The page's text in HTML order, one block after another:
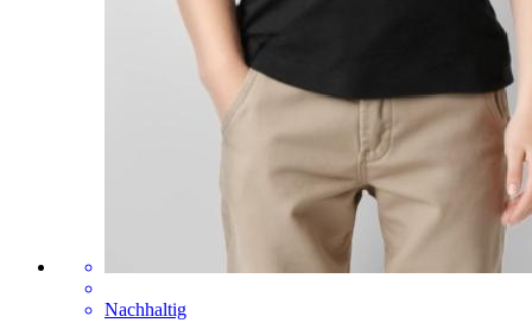
Nachhaltig